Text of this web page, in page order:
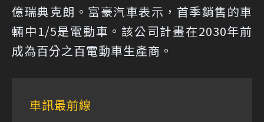
億瑞典克朗。富豪汽車表示，首季銷售的車
輛中1/5是電動車。該公司計畫在2030年前
成為百分之百電動車生產商。
車訊最前線